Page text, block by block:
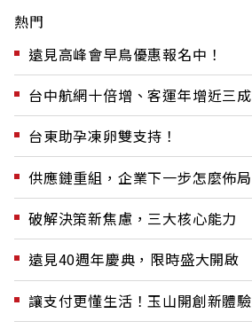
熱門
遠見高峰會早鳥優惠報名中！
台中航網十倍增、客運年增近三成
台東助孕凍卵雙支持！
供應鏈重組，企業下一步怎麼佈局
破解決策新焦慮，三大核心能力
遠見40週年慶典，限時盛大開啟
讓支付更懂生活！玉山開創新體驗